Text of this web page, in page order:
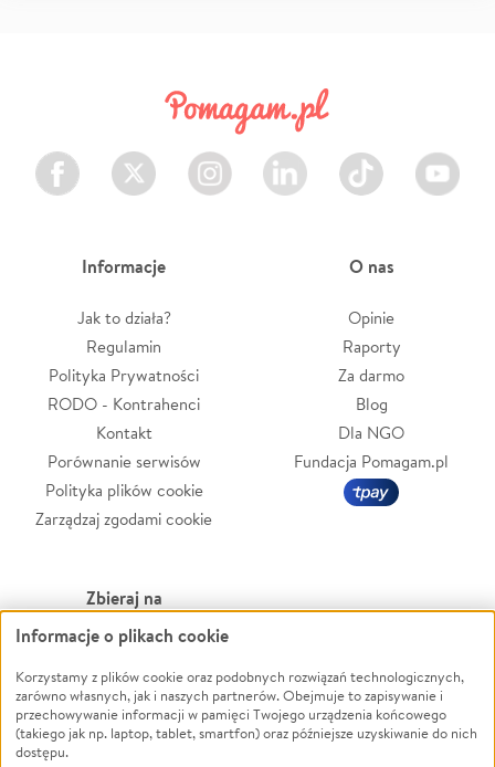
Facebook Twitter Instagram LinkedIn TikTok Youtube
Informacje
Jak to działa?
Regulamin
Polityka Prywatności
RODO - Kontrahenci
Kontakt
Porównanie serwisów
Polityka plików cookie
Zarządzaj zgodami cookie
O nas
Opinie
Raporty
Za darmo
Blog
Dla NGO
Fundacja Pomagam.pl
Zbieraj na
Leczenie
Zwierzęta
Pożar
Ukraina
Powódź
Wichura
NGO
Informacje o plikach cookie
Korzystamy z plików cookie oraz podobnych rozwiązań technologicznych,
zarówno własnych, jak i naszych partnerów. Obejmuje to zapisywanie i
przechowywanie informacji w pamięci Twojego urządzenia końcowego
(takiego jak np. laptop, tablet, smartfon) oraz późniejsze uzyskiwanie do nich
dostępu.